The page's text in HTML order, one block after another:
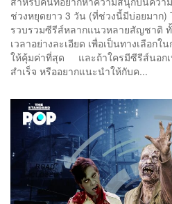
ช่วงหยุดยาว 3 วัน (ที่ช่วงนี้มีบ่อยมาก)
รวบรวมซีรีส์หลากแนวหลายสัญชาติ
เวลาอย่างละเอียด เพื่อเป็นทางเลือก
ให้คุ้มค่าที่สุด และถ้าใครมีซีรีส์นอก
สำเร็จ หรืออยากแนะนำให้กับค...